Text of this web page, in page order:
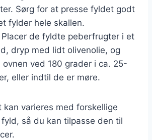
Sørg for at presse fyldet godt
fylder hele skallen.
Placer de fyldte peberfrugter i et
dryp med lidt olivenolie, og
ovnen ved 180 grader i ca. 25-
eller indtil de er møre.
kan varieres med forskellige
så du kan tilpasse den til